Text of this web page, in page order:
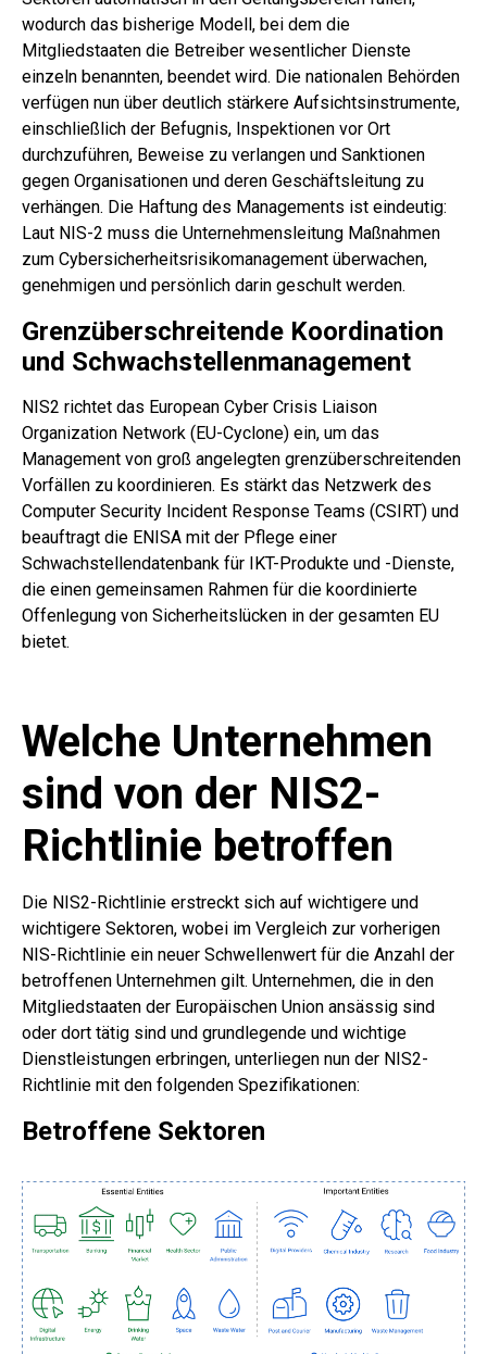
wodurch das bisherige Modell, bei dem die
Mitgliedstaaten die Betreiber wesentlicher Dienste
einzeln benannten, beendet wird. Die nationalen Behörden
verfügen nun über deutlich stärkere Aufsichtsinstrumente,
einschließlich der Befugnis, Inspektionen vor Ort
durchzuführen, Beweise zu verlangen und Sanktionen
gegen Organisationen und deren Geschäftsleitung zu
verhängen. Die Haftung des Managements ist eindeutig:
Laut NIS-2 muss die Unternehmensleitung Maßnahmen
zum Cybersicherheitsrisikomanagement überwachen,
genehmigen und persönlich darin geschult werden.
Grenzüberschreitende Koordination
und Schwachstellenmanagement
NIS2 richtet das European Cyber Crisis Liaison
Organization Network (EU-Cyclone) ein, um das
Management von groß angelegten grenzüberschreitenden
Vorfällen zu koordinieren. Es stärkt das Netzwerk des
Computer Security Incident Response Teams (CSIRT) und
beauftragt die ENISA mit der Pflege einer
Schwachstellendatenbank für IKT-Produkte und -Dienste,
die einen gemeinsamen Rahmen für die koordinierte
Offenlegung von Sicherheitslücken in der gesamten EU
bietet.
Welche Unternehmen
sind von der NIS2-
Richtlinie betroffen
Die NIS2-Richtlinie erstreckt sich auf wichtigere und
wichtigere Sektoren, wobei im Vergleich zur vorherigen
NIS-Richtlinie ein neuer Schwellenwert für die Anzahl der
betroffenen Unternehmen gilt. Unternehmen, die in den
Mitgliedstaaten der Europäischen Union ansässig sind
oder dort tätig sind und grundlegende und wichtige
Dienstleistungen erbringen, unterliegen nun der NIS2-
Richtlinie mit den folgenden Spezifikationen:
Betroffene Sektoren